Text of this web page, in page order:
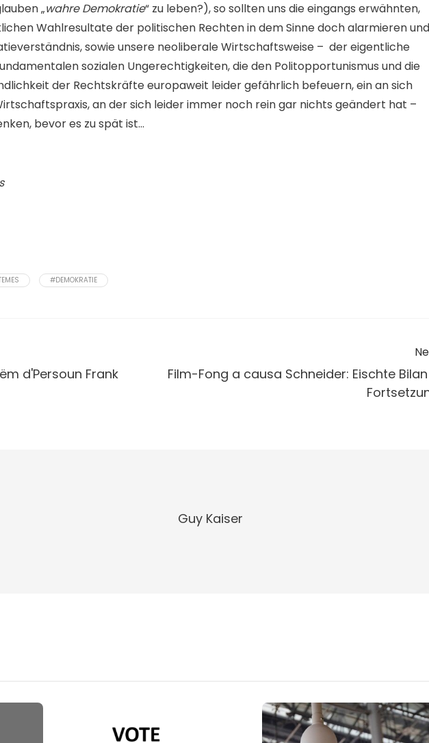
„wahre Demokratie“ zu leben?), so sollten uns die eingangs erwähnten,
Wahlresultate der politischen Rechten in dem Sinne doch alarmieren und
sowie unsere neoliberale Wirtschaftsweise – der eigentliche
sozialen Ungerechtigkeiten, die den Politopportunismus und die
der Rechtskräfte europaweit leider gefährlich befeuern, ein an sich
an der sich leider immer noch rein gar nichts geändert hat –
bevor es zu spät ist…
#DEMOKRATIE
d'Persoun Frank
Film-Fong a causa Schneider: Eischte
Guy Kaiser